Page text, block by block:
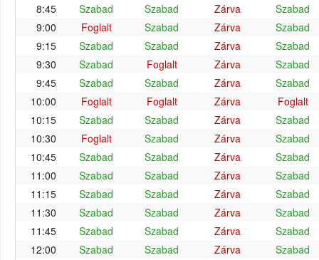
8:45
Szabad Szabad Zárva
Szabad
9:00
Foglalt Szabad Zárva
Szabad
9:15
Szabad Szabad Zárva
Szabad
9:30
Szabad Foglalt Zárva
Szabad
9:45
Szabad Szabad Zárva
Szabad
10:00
Foglalt Foglalt Zárva
Foglalt
10:15
Szabad Szabad Zárva
Szabad
10:30
Foglalt Szabad Zárva
Szabad
10:45
Szabad Szabad Zárva
Szabad
11:00
Szabad Szabad Zárva
Szabad
11:15
Szabad Szabad Zárva
Szabad
11:30
Szabad Szabad Zárva
Szabad
11:45
Szabad Szabad Zárva
Szabad
12:00
Szabad Szabad Zárva
Szabad